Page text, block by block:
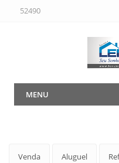
52490
MENU
Venda Aluguel